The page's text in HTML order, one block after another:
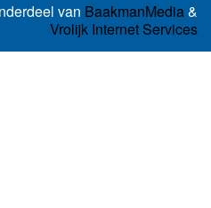
van BaakmanMedia&
Vrolijk Internet Services